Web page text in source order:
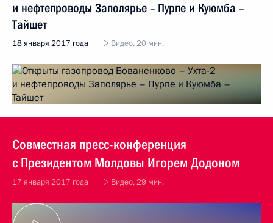
и нефтепроводы Заполярье – Пурпе и Куюмба –
Тайшет
18 января 2017 года Видео, 20 мин.
Совместная пресс-конференция
с Президентом Молдовы Игорем Додоном
17 января 2017 года Видео, 29 мин.